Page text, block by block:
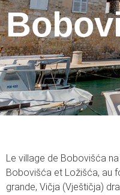
Le village de Bobovišća
Bobovišća et Ložišća, au
grande, Vičja (Vještičja)